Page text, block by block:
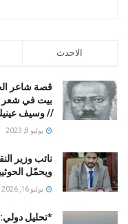
الاحدث
قصة شاعر
بيت في شعر
// ﻭﺳﻴﻒ
يوليو 8, 2023
نائب وزير
ويحمّل
يوليو 16, 2026
*تحليل دولي: